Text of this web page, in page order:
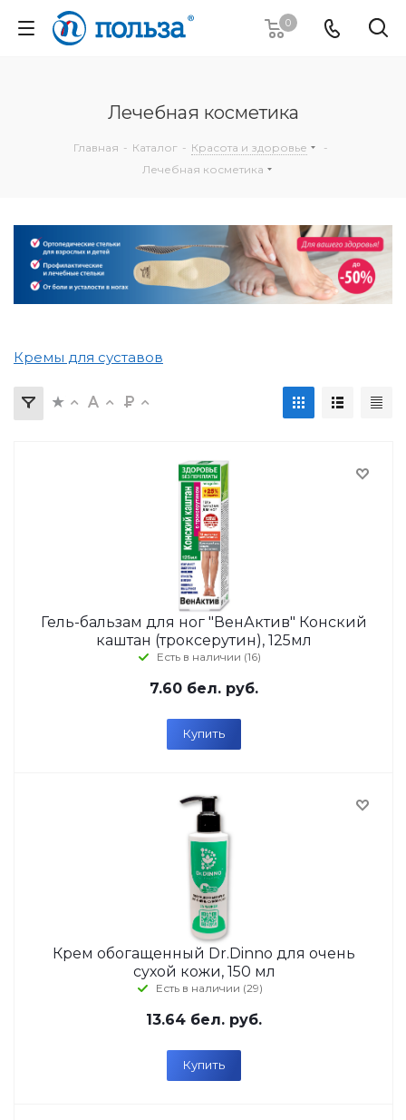
0
Лечебная косметика
Главная - Каталог - Красота и здоровье
-
Лечебная косметика
Кремы для суставов
Гель-бальзам для ног "ВенАктив" Конский
каштан (троксерутин), 125мл
Есть в наличии (16)
7.60 бел. руб.
Купить
Крем обогащенный Dr.Dinno для очень
сухой кожи, 150 мл
Есть в наличии (29)
13.64 бел. руб.
Купить